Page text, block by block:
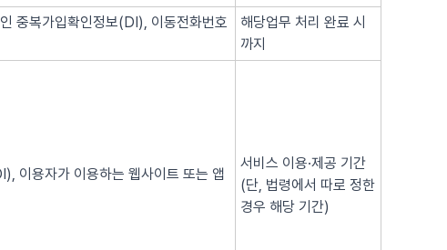
중복가입확인정보(DI), 이동전화번호
해당업무 처리 완료 시
까지
이용자가 이용하는 웹사이트 또는 앱
서비스 이용·제공 기간
(단, 법령에서 따로 정한
경우 해당 기간)